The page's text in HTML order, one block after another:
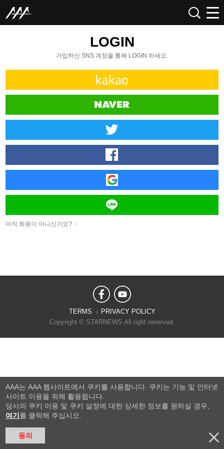
LOGIN
가입하신 SNS 계정을 통해 LOGIN 하세요.
아직 회원이 아니신가요?
TERMS
PRIVACY POLICY
Copyright © STARNEWS All right reserved.
AAA는 AAA 웹사이트에서 쿠키를 사용합니다. 쿠키는 기능 및 인터넷
사이트 이용을 위해 활용됩니다.
당사의 쿠키 이용 및 쿠키 설정에 대한 상세한 정보를 원하실 경우,
여기 를 클릭해 주십시오.
동의